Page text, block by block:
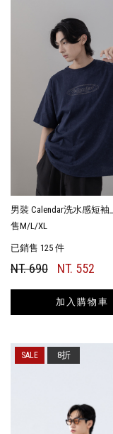
男裝 Calendar洗水感短
售M/L/XL
已銷售 125 件
NT. 690 NT. 552
加入購物車
8折